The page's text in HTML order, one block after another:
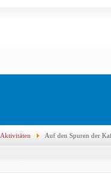
Aktivitäten Auf den Spuren der